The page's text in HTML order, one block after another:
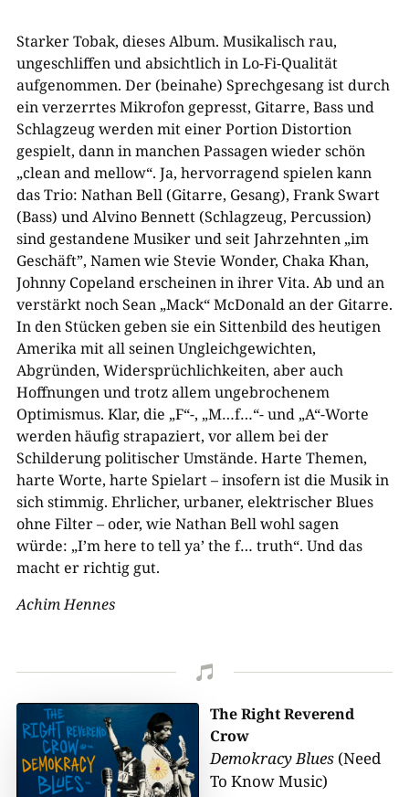
Starker Tobak, dieses Album. Musikalisch rau,
ungeschliffen und absichtlich in Lo-Fi-Qualität
aufgenommen. Der (beinahe) Sprechgesang ist durch
ein verzerrtes Mikrofon gepresst, Gitarre, Bass und
Schlagzeug werden mit einer Portion Distortion
gespielt, dann in manchen Passagen wieder schön
„clean and mellow“. Ja, hervorragend spielen kann
das Trio: Nathan Bell (Gitarre, Gesang), Frank Swart
(Bass) und Alvino Bennett (Schlagzeug, Percussion)
sind gestandene Musiker und seit Jahrzehnten „im
Geschäft”, Namen wie Stevie Wonder, Chaka Khan,
Johnny Copeland erscheinen in ihrer Vita. Ab und an
verstärkt noch Sean „Mack“ McDonald an der Gitarre.
In den Stücken geben sie ein Sittenbild des heutigen
Amerika mit all seinen Ungleichgewichten,
Abgründen, Widersprüchlichkeiten, aber auch
Hoffnungen und trotz allem ungebrochenem
Optimismus. Klar, die „F“-, „M…f…“- und „A“-Worte
werden häufig strapaziert, vor allem bei der
Schilderung politischer Umstände. Harte Themen,
harte Worte, harte Spielart – insofern ist die Musik in
sich stimmig. Ehrlicher, urbaner, elektrischer Blues
ohne Filter – oder, wie Nathan Bell wohl sagen
würde: „I’m here to tell ya’ the f… truth“. Und das
macht er richtig gut.
Achim Hennes

The Right Reverend
Crow
Demokracy Blues (Need
To Know Music)